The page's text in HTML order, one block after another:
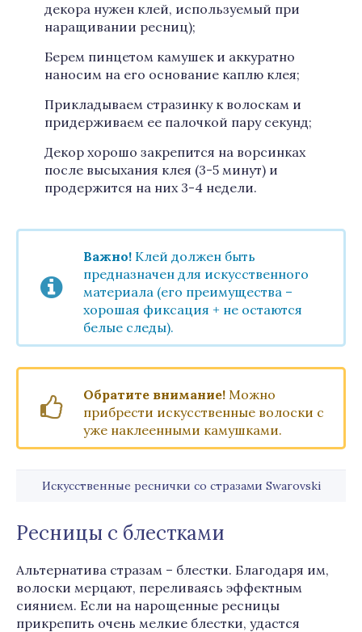
декора нужен клей, используемый при
наращивании ресниц);
Берем пинцетом камушек и аккуратно
наносим на его основание каплю клея;
Прикладываем стразинку к волоскам и
придерживаем ее палочкой пару секунд;
Декор хорошо закрепится на ворсинках
после высыхания клея (3-5 минут) и
продержится на них 3-4 недели.
Важно! Клей должен быть
предназначен для искусственного
материала (его преимущества –
хорошая фиксация + не остаются
белые следы).
Обратите внимание! Можно
прибрести искусственные волоски с
уже наклеенными камушками.
Искусственные реснички со стразами Swarovski
Ресницы с блестками
Альтернатива стразам – блестки. Благодаря им,
волоски мерцают, переливаясь эффектным
сиянием. Если на нарощенные ресницы
прикрепить очень мелкие блестки, удастся